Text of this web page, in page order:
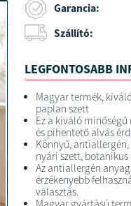
Garancia:
Szállító:
LEGFONTOSABB
Magyar termék,
paplan szett
Ez a kiváló
és pihentető alvás
Könnyű,
nyári szett,
Az antiallergén
érzékenyebb
választás.